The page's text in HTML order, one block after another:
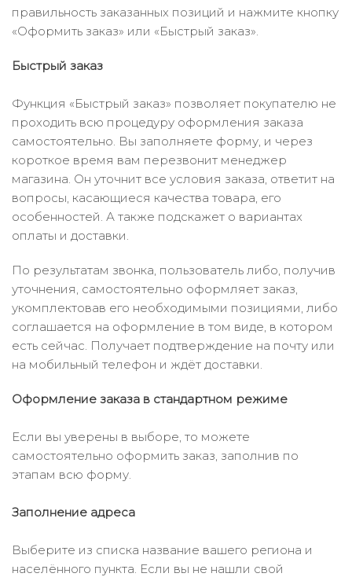
правильность заказанных позиций и нажмите кнопку
«Оформить заказ» или «Быстрый заказ».
Быстрый заказ
Функция «Быстрый заказ» позволяет покупателю не
проходить всю процедуру оформления заказа
самостоятельно. Вы заполняете форму, и через
короткое время вам перезвонит менеджер
магазина. Он уточнит все условия заказа, ответит на
вопросы, касающиеся качества товара, его
особенностей. А также подскажет о вариантах
оплаты и доставки.
По результатам звонка, пользователь либо, получив
уточнения, самостоятельно оформляет заказ,
укомплектовав его необходимыми позициями, либо
соглашается на оформление в том виде, в котором
есть сейчас. Получает подтверждение на почту или
на мобильный телефон и ждёт доставки.
Оформление заказа в стандартном режиме
Если вы уверены в выборе, то можете
самостоятельно оформить заказ, заполнив по
этапам всю форму.
Заполнение адреса
Выберите из списка название вашего региона и
населённого пункта. Если вы не нашли свой